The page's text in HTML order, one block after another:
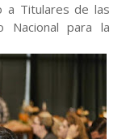
a Titulares de las
Nacional para la